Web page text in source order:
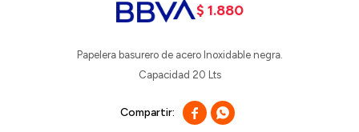
$ 1.880
Papelera basurero de acero Inoxidable negra.
Capacidad 20 Lts
 